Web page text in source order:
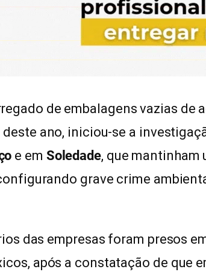
de embalagens vazias de
ano, iniciou-se a
e em Soledade, que mantinham
grave crime
das empresas foram presos
após a constatação de que